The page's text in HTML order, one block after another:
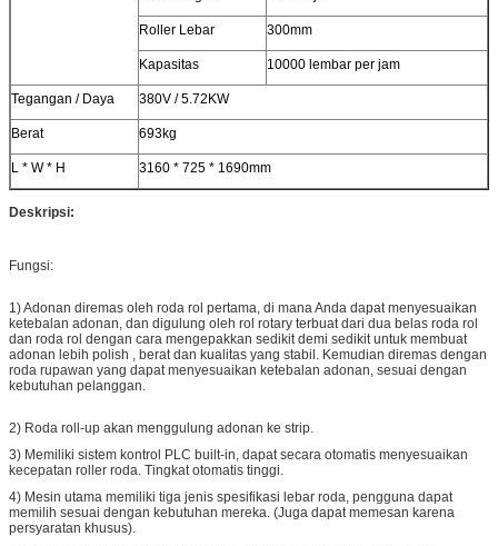
Roller Lebar 300mm
Kapasitas 10000 lembar per jam
Tegangan / Daya 380V / 5.72KW
Berat 693kg
L * W * H 3160 * 725 * 1690mm
Deskripsi:
Fungsi:
1) Adonan diremas oleh roda rol pertama, di mana Anda dapat menyesuaikan
ketebalan adonan, dan digulung oleh rol rotary terbuat dari dua belas roda rol
dan roda rol dengan cara mengepakkan sedikit demi sedikit untuk membuat
adonan lebih polish , berat dan kualitas yang stabil. Kemudian diremas dengan
roda rupawan yang dapat menyesuaikan ketebalan adonan, sesuai dengan
kebutuhan pelanggan.
2) Roda roll-up akan menggulung adonan ke strip.
3) Memiliki sistem kontrol PLC built-in, dapat secara otomatis menyesuaikan
kecepatan roller roda. Tingkat otomatis tinggi.
4) Mesin utama memiliki tiga jenis spesifikasi lebar roda, pengguna dapat
memilih sesuai dengan kebutuhan mereka. (Juga dapat memesan karena
persyaratan khusus).